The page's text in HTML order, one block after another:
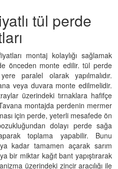
tül perde
montaj kolaylığı sağlamak
önceden monte edilir. tül perde
paralel olarak yapılmalıdır.
veya duvara monte edilmelidir.
üzerindeki tırnaklara hafifçe
montajda perdenin mermer
için perde, yeterli mesafede ön
dolayı perde sağa
toplama yapabilir. Bunu
kadar tamamen açarak sarım
bir miktar kağıt bant yapıştırarak
üzerindeki zincir aracılığı ile